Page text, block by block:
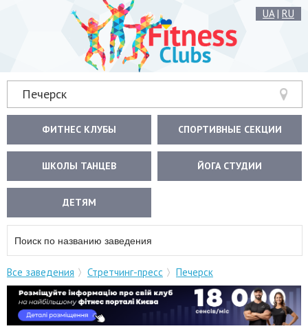
UA| RU
Печерск
ФИТНЕС КЛУБЫ СПОРТИВНЫЕ СЕКЦИИ
ШКОЛЫ ТАНЦЕВ ЙОГА СТУДИИ
ДЕТЯМ
Все заведения Стретчинг-пресс Печерск